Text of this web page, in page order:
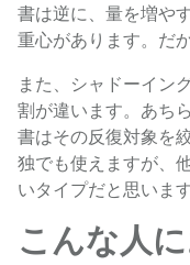
書は逆に、量を増や
重心があります。だ
また、シャドーイン
割が違います。あち
書はその反復対象を
独でも使えますが、
いタイプだと思います
こんな人